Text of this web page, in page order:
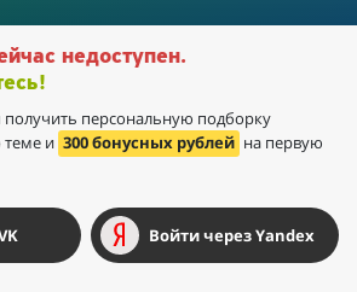
недоступен.
получить персональную подборку
теме и 300 бонусных рублей на первую
Войти через Yandex